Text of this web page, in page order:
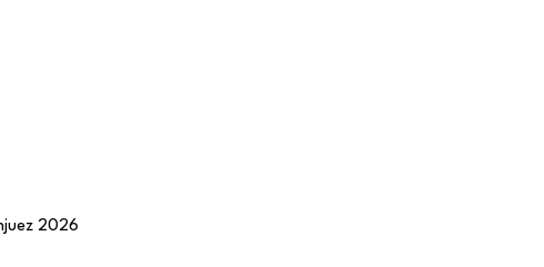
2026